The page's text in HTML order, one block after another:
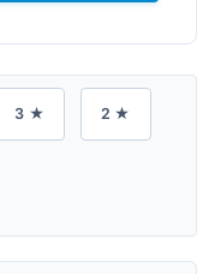
3 ★ 2 ★